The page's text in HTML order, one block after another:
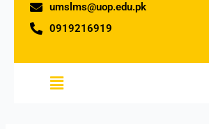
umslms@uop.edu.pk
0919216919
Menu